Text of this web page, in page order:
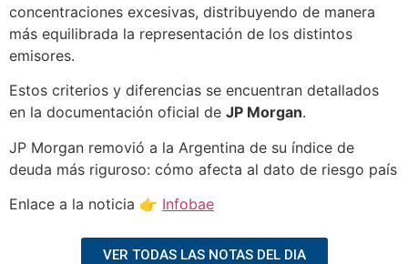
concentraciones excesivas, distribuyendo de manera
más equilibrada la representación de los distintos
emisores.
Estos criterios y diferencias se encuentran detallados
en la documentación oficial de JP Morgan.
JP Morgan removió a la Argentina de su índice de
deuda más riguroso: cómo afecta al dato de riesgo país
Enlace a la noticia 👉 Infobae
VER TODAS LAS NOTAS DEL DIA